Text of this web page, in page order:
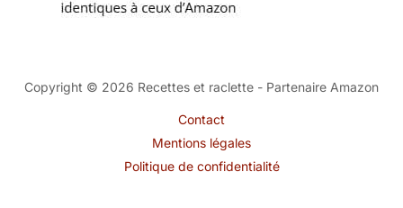
Copyright © 2026 Recettes et raclette - Partenaire Amazon
Contact
Mentions légales
Politique de confidentialité